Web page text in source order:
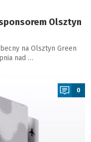
Olsztyn
na Olsztyn Green
nad …
0